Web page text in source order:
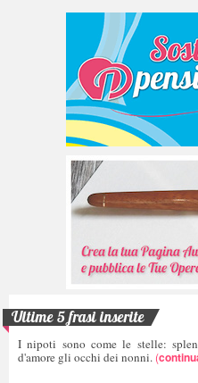
Ultime 5 frasi inserite
I nipoti sono come le stelle:
d'amore gli occhi dei nonni. (